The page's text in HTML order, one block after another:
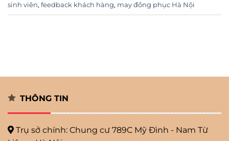
sinh viên, feedback khách hàng, may đồng phục Hà Nội
THÔNG TIN
Trụ sở chính: Chung cư 789C Mỹ Đình - Nam Từ